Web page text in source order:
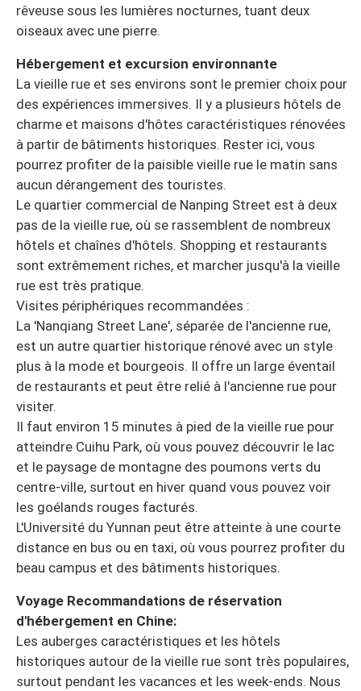
rêveuse sous les lumières nocturnes, tuant deux
oiseaux avec une pierre.
Hébergement et excursion environnante
La vieille rue et ses environs sont le premier choix pour
des expériences immersives. Il y a plusieurs hôtels de
charme et maisons d'hôtes caractéristiques rénovées
à partir de bâtiments historiques. Rester ici, vous
pourrez profiter de la paisible vieille rue le matin sans
aucun dérangement des touristes.
Le quartier commercial de Nanping Street est à deux
pas de la vieille rue, où se rassemblent de nombreux
hôtels et chaînes d'hôtels. Shopping et restaurants
sont extrêmement riches, et marcher jusqu'à la vieille
rue est très pratique.
Visites périphériques recommandées :
La 'Nanqiang Street Lane', séparée de l'ancienne rue,
est un autre quartier historique rénové avec un style
plus à la mode et bourgeois. Il offre un large éventail
de restaurants et peut être relié à l'ancienne rue pour
visiter.
Il faut environ 15 minutes à pied de la vieille rue pour
atteindre Cuihu Park, où vous pouvez découvrir le lac
et le paysage de montagne des poumons verts du
centre-ville, surtout en hiver quand vous pouvez voir
les goélands rouges facturés.
L'Université du Yunnan peut être atteinte à une courte
distance en bus ou en taxi, où vous pourrez profiter du
beau campus et des bâtiments historiques.
Voyage Recommandations de réservation
d'hébergement en Chine:
Les auberges caractéristiques et les hôtels
historiques autour de la vieille rue sont très populaires,
surtout pendant les vacances et les week-ends. Nous